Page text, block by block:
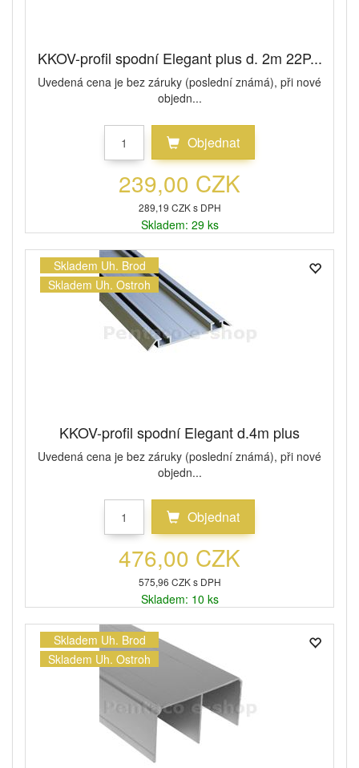
KKOV-profil spodní Elegant plus d. 2m 22P...
Uvedená cena je bez záruky (poslední známá), při nové
objedn...
Objednat
239,00 CZK
289,19 CZK s DPH
Skladem: 29 ks
Skladem Uh. Brod
Skladem Uh. Ostroh
KKOV-profil spodní Elegant d.4m plus
Uvedená cena je bez záruky (poslední známá), při nové
objedn...
Objednat
476,00 CZK
575,96 CZK s DPH
Skladem: 10 ks
Skladem Uh. Brod
Skladem Uh. Ostroh